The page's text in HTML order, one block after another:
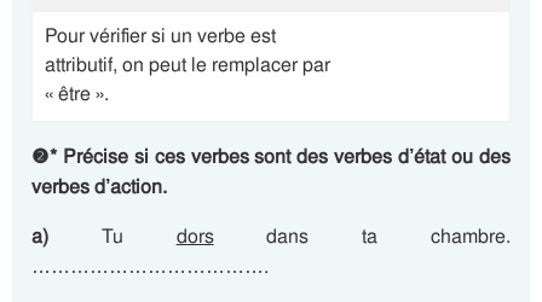
Pour vérifier si un verbe est
attributif, on peut le remplacer par
« être ».
❷* Précise si ces verbes sont des verbes d’état ou des
verbes d’action.
a) Tu dorsdans ta chambre.
……………………………….